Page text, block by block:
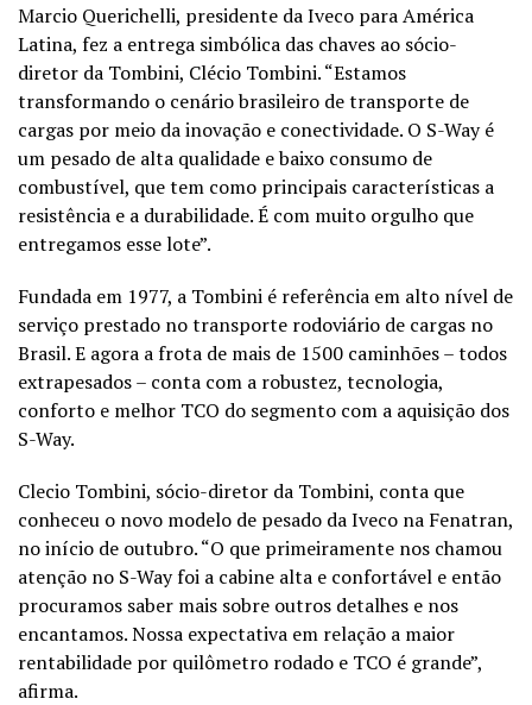
Marcio Querichelli, presidente da Iveco para América
Latina, fez a entrega simbólica das chaves ao sócio-
diretor da Tombini, Clécio Tombini. “Estamos
transformando o cenário brasileiro de transporte de
cargas por meio da inovação e conectividade. O S-Way é
um pesado de alta qualidade e baixo consumo de
combustível, que tem como principais características a
resistência e a durabilidade. É com muito orgulho que
entregamos esse lote”.
Fundada em 1977, a Tombini é referência em alto nível de
serviço prestado no transporte rodoviário de cargas no
Brasil. E agora a frota de mais de 1500 caminhões – todos
extrapesados – conta com a robustez, tecnologia,
conforto e melhor TCO do segmento com a aquisição dos
S-Way.
Clecio Tombini, sócio-diretor da Tombini, conta que
conheceu o novo modelo de pesado da Iveco na Fenatran,
no início de outubro. “O que primeiramente nos chamou
atenção no S-Way foi a cabine alta e confortável e então
procuramos saber mais sobre outros detalhes e nos
encantamos. Nossa expectativa em relação a maior
rentabilidade por quilômetro rodado e TCO é grande”,
afirma.